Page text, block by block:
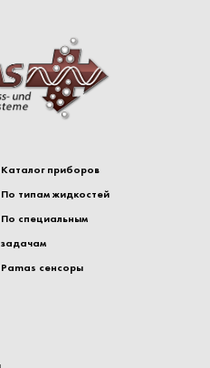
Каталог приборов
По типам жидкостей
По специальным
задачам
Pamas сенсоры